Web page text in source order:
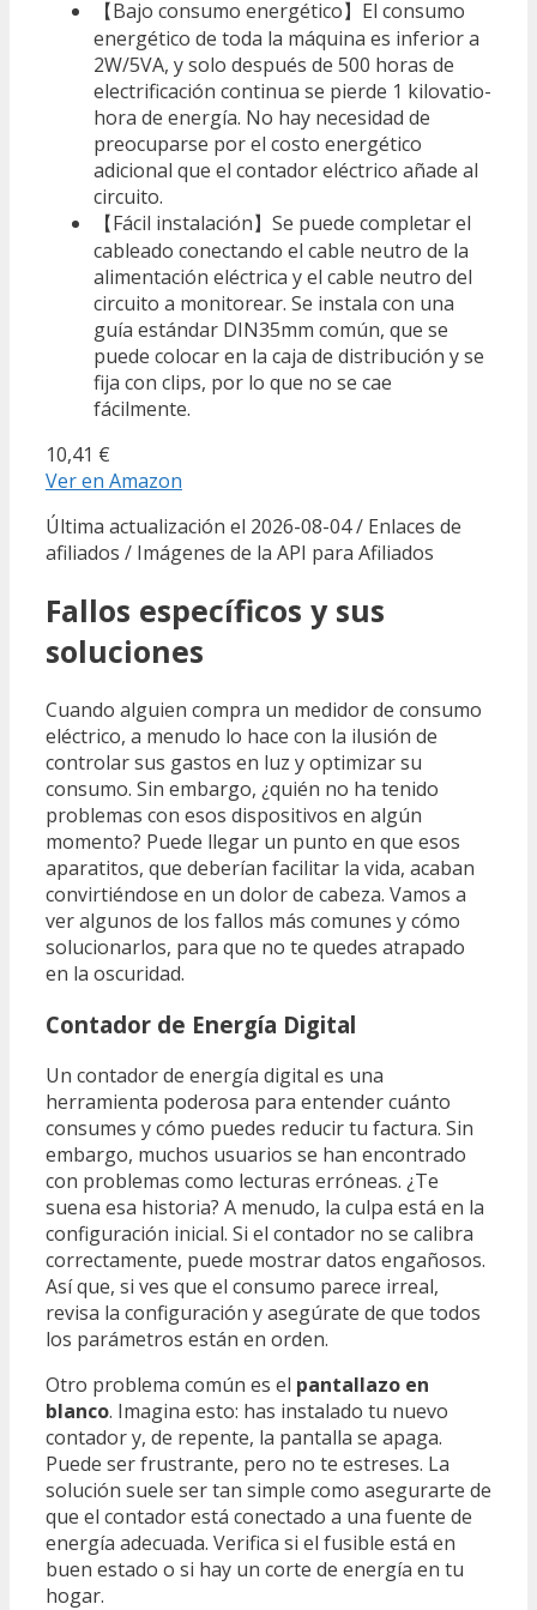
【Bajo consumo energético】El consumo
energético de toda la máquina es inferior a
2W/5VA, y solo después de 500 horas de
electrificación continua se pierde 1 kilovatio-
hora de energía. No hay necesidad de
preocuparse por el costo energético
adicional que el contador eléctrico añade al
circuito.
【Fácil instalación】Se puede completar el
cableado conectando el cable neutro de la
alimentación eléctrica y el cable neutro del
circuito a monitorear. Se instala con una
guía estándar DIN35mm común, que se
puede colocar en la caja de distribución y se
fija con clips, por lo que no se cae
fácilmente.
10,41 €
Ver en Amazon
Última actualización el 2026-08-04 / Enlaces de
afiliados / Imágenes de la API para Afiliados
Fallos específicos y sus
soluciones
Cuando alguien compra un medidor de consumo
eléctrico, a menudo lo hace con la ilusión de
controlar sus gastos en luz y optimizar su
consumo. Sin embargo, ¿quién no ha tenido
problemas con esos dispositivos en algún
momento? Puede llegar un punto en que esos
aparatitos, que deberían facilitar la vida, acaban
convirtiéndose en un dolor de cabeza. Vamos a
ver algunos de los fallos más comunes y cómo
solucionarlos, para que no te quedes atrapado
en la oscuridad.
Contador de Energía Digital
Un contador de energía digital es una
herramienta poderosa para entender cuánto
consumes y cómo puedes reducir tu factura. Sin
embargo, muchos usuarios se han encontrado
con problemas como lecturas erróneas. ¿Te
suena esa historia? A menudo, la culpa está en la
configuración inicial. Si el contador no se calibra
correctamente, puede mostrar datos engañosos.
Así que, si ves que el consumo parece irreal,
revisa la configuración y asegúrate de que todos
los parámetros están en orden.
Otro problema común es el pantallazo en
blanco. Imagina esto: has instalado tu nuevo
contador y, de repente, la pantalla se apaga.
Puede ser frustrante, pero no te estreses. La
solución suele ser tan simple como asegurarte de
que el contador está conectado a una fuente de
energía adecuada. Verifica si el fusible está en
buen estado o si hay un corte de energía en tu
hogar.